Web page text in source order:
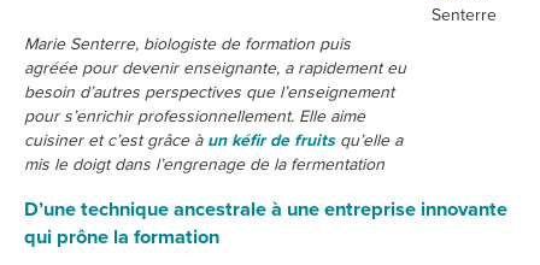
Marie Senterre, biologiste de formation puis
agréée pour devenir enseignante, a rapidement eu
besoin d’autres perspectives que l’enseignement
pour s’enrichir professionnellement. Elle aime
cuisiner et c’est grâce à un kéfir de fruits qu’elle a
mis le doigt dans l’engrenage de la fermentation
D’une technique ancestrale à une entreprise innovante
qui prône la formation